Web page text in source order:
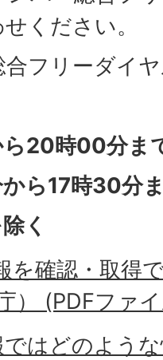
ください。
フリーダイ
20時00分ま
ら17時30分
く
を確認・取得
） (PDFファ
はどのよう